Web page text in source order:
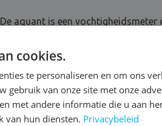
aquant is een vochtigheidsmeter
de ruimtes. En we gaan nog
legt de basis voor een
cookies.
te personaliseren en om ons
gebruik van onze site met onze
met andere informatie die u aan
van hun diensten. Privacybeleid